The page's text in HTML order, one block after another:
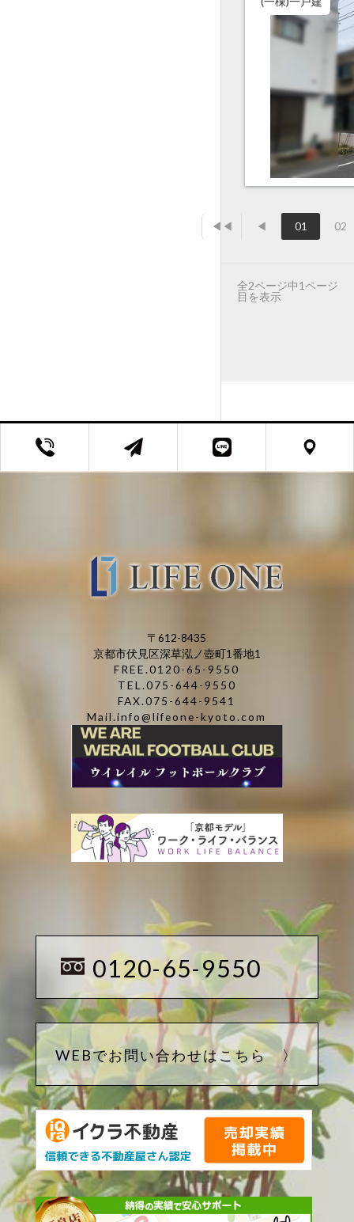
◀◀ ◀ 01 02
全2ページ中1ページ
目を表示
〒612-8435
京都市伏見区深草泓ノ壺町1番地1
FREE.0120-65-9550
TEL.075-644-9550
FAX.075-644-9541
Mail.info@lifeone-kyoto.com
0120-65-9550
WEBでお問い合わせはこちら 〉